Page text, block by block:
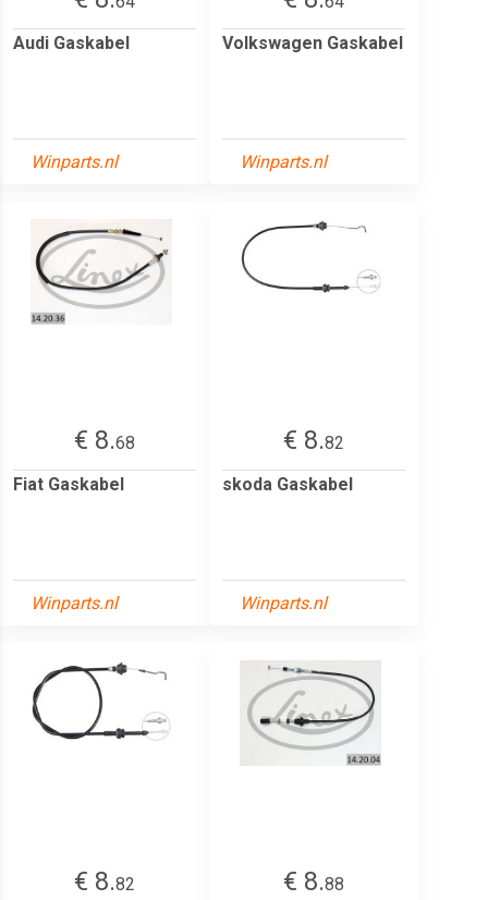
Audi Gaskabel
Winparts.nl
Volkswagen Gaskabel
Winparts.nl
€ 8.68
Fiat Gaskabel
Winparts.nl
€ 8.82
skoda Gaskabel
Winparts.nl
€ 8.82
€ 8.88